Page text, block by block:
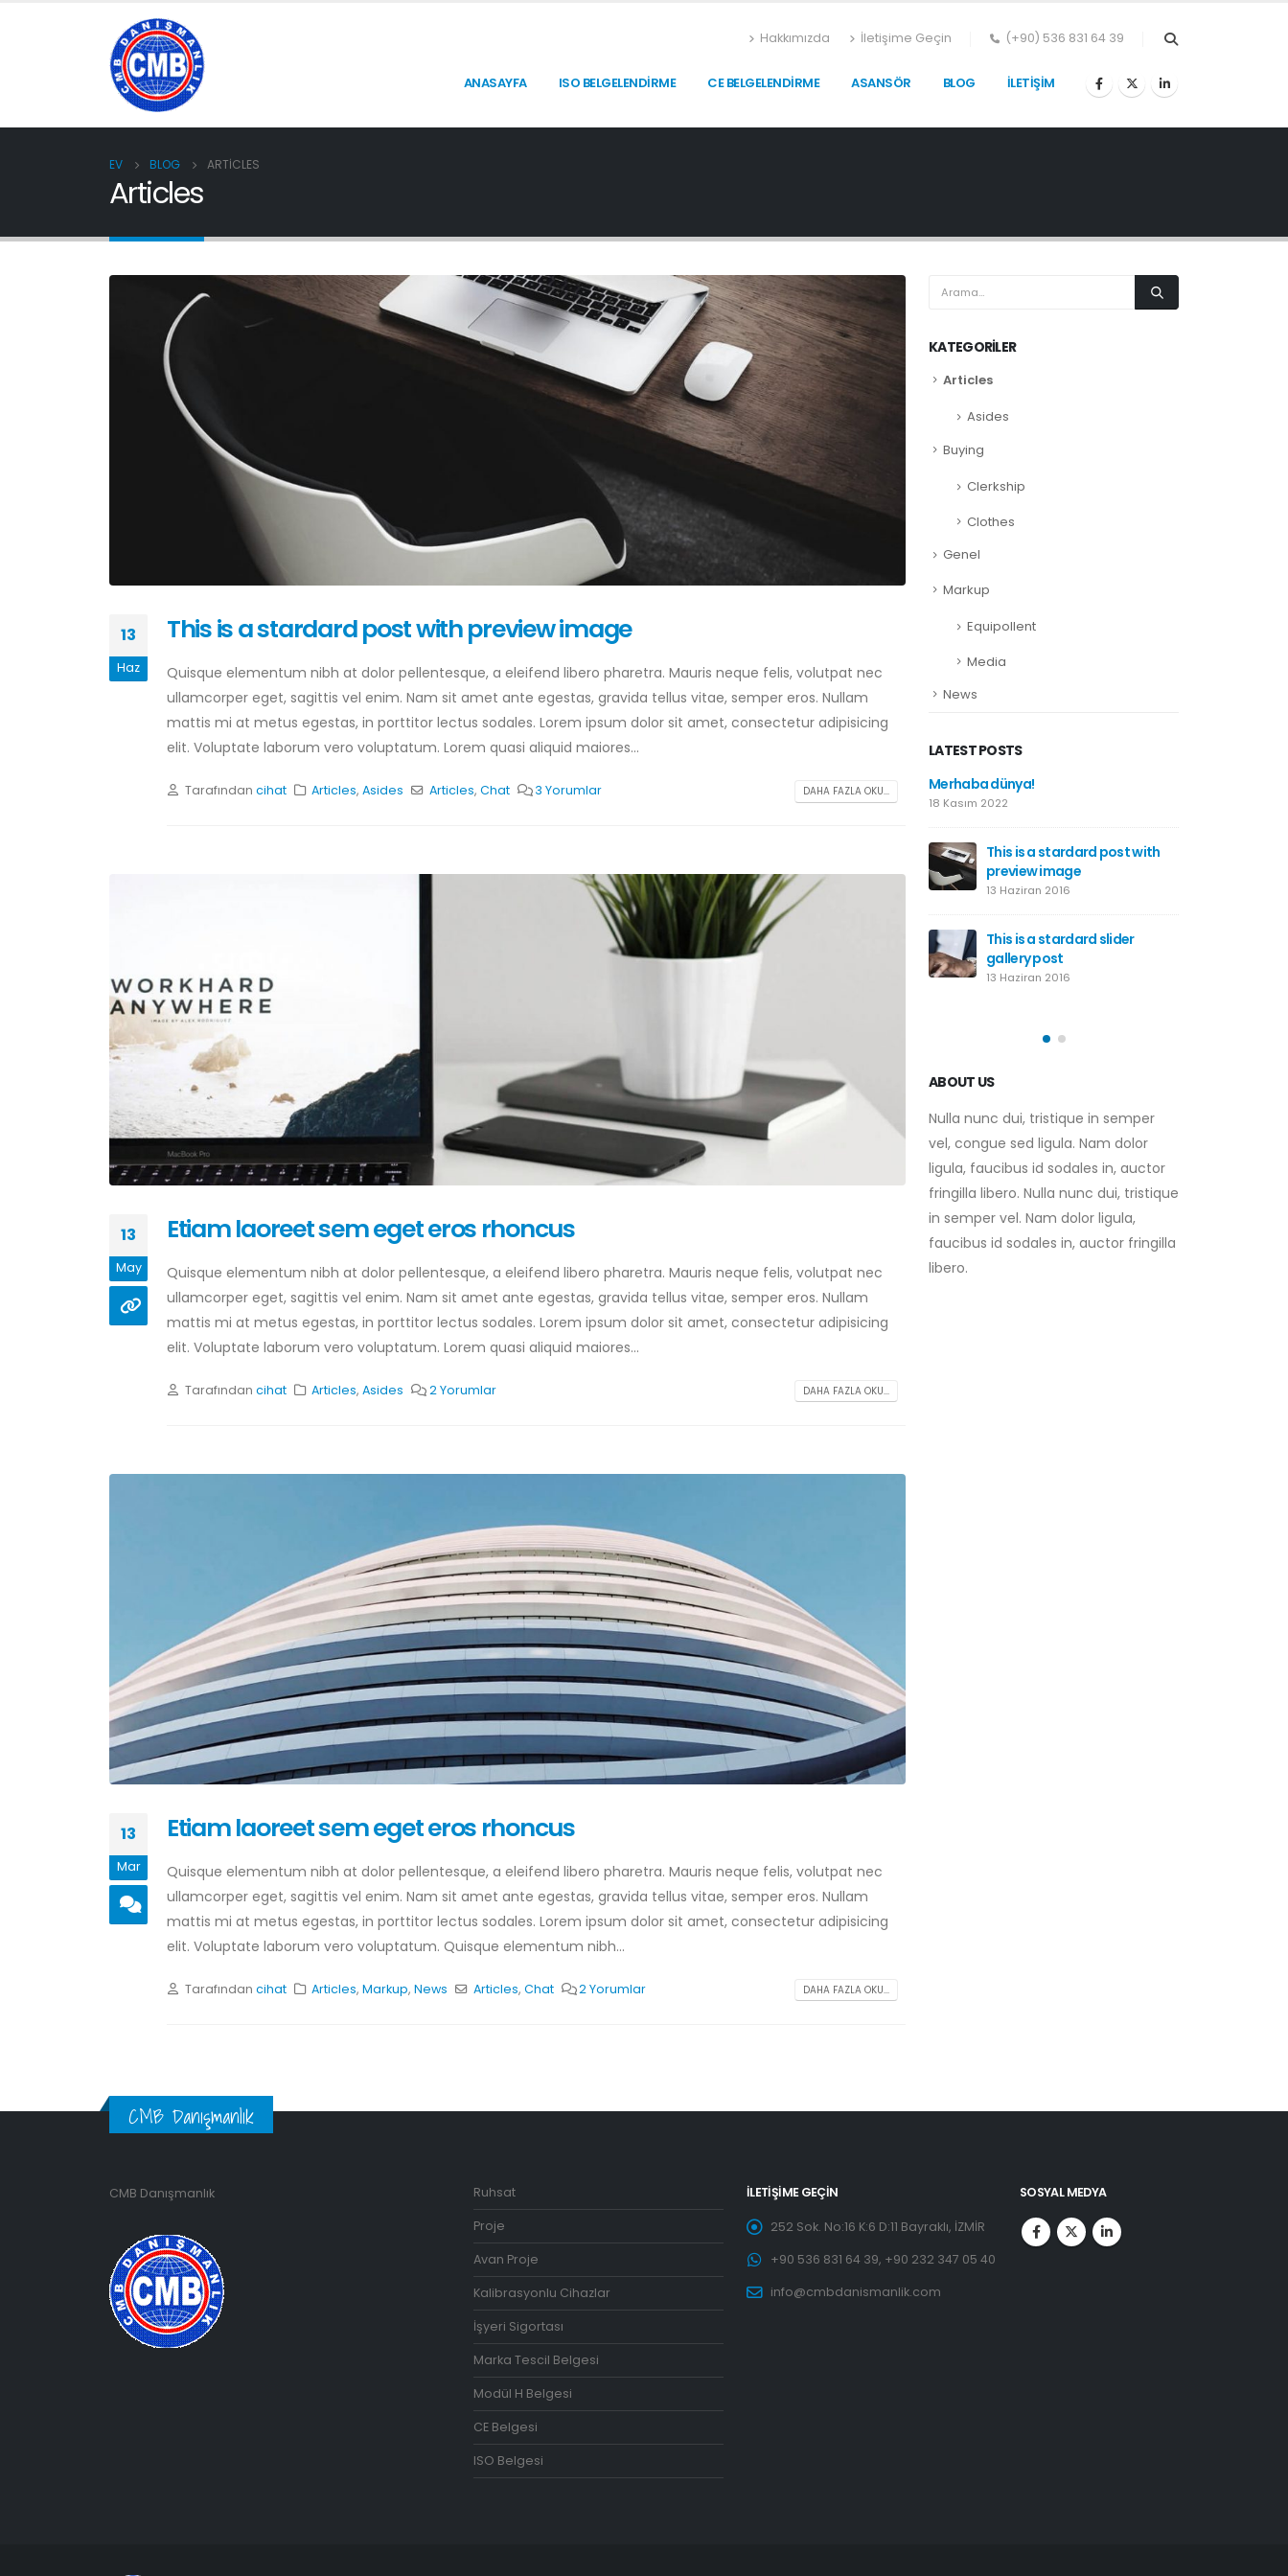
Hakkımızda İletişime Geçin (+90) 536 831 64 39
ANASAYFA ISO BELGELENDIRME CE BELGELENDIRME ASANSÖR BLOG İLETIŞIM
EV BLOG ARTICLES
Articles
13
Haz
This is a stardard post with preview image
Quisque elementum nibh at dolor pellentesque, a eleifend libero pharetra. Mauris neque felis, volutpat nec
ullamcorper eget, sagittis vel enim. Nam sit amet ante egestas, gravida tellus vitae, semper eros. Nullam
mattis mi at metus egestas, in porttitor lectus sodales. Lorem ipsum dolor sit amet, consectetur adipisicing
elit. Voluptate laborum vero voluptatum. Lorem quasi aliquid maiores...
Tarafından cihat Articles,Asides Articles, Chat 3 Yorumlar DAHA FAZLA OKU...
13
May
Etiam laoreet sem eget eros rhoncus
Quisque elementum nibh at dolor pellentesque, a eleifend libero pharetra. Mauris neque felis, volutpat nec
ullamcorper eget, sagittis vel enim. Nam sit amet ante egestas, gravida tellus vitae, semper eros. Nullam
mattis mi at metus egestas, in porttitor lectus sodales. Lorem ipsum dolor sit amet, consectetur adipisicing
elit. Voluptate laborum vero voluptatum. Lorem quasi aliquid maiores...
Tarafından cihat Articles,Asides 2 Yorumlar DAHA FAZLA OKU...
13
Mar
Etiam laoreet sem eget eros rhoncus
Quisque elementum nibh at dolor pellentesque, a eleifend libero pharetra. Mauris neque felis, volutpat nec
ullamcorper eget, sagittis vel enim. Nam sit amet ante egestas, gravida tellus vitae, semper eros. Nullam
mattis mi at metus egestas, in porttitor lectus sodales. Lorem ipsum dolor sit amet, consectetur adipisicing
elit. Voluptate laborum vero voluptatum. Quisque elementum nibh...
Tarafından cihat Articles,Markup,News Articles, Chat 2 Yorumlar DAHA FAZLA OKU...
KATEGORILER
Articles
Asides
Buying
Clerkship
Clothes
Genel
Markup
Equipollent
Media
News
LATEST POSTS
Merhaba dünya!
preview image
This is a stardard slider
This is a standard image
gallery thumbs post
This is a standard embedded
video post
10 Haziran 2016
This is a standard HTML5
Merhaba dünya!
18 Kasım 2022
This is a stardard post with
preview image
13 Haziran 2016
This is a stardard slider
gallery post
13 Haziran 2016
ABOUT US
Nulla nunc dui, tristique in semper
vel, congue sed ligula. Nam dolor
ligula, faucibus id sodales in, auctor
fringilla libero. Nulla nunc dui, tristique
in semper vel. Nam dolor ligula,
faucibus id sodales in, auctor fringilla
libero.
CMB Danışmanlık
CMB Danışmanlık Ruhsat
Proje
Avan Proje
Kalibrasyonlu Cihazlar
İşyeri Sigortası
Marka Tescil Belgesi
Modül H Belgesi
CE Belgesi
ISO Belgesi
İLETIŞIME GEÇIN
252 Sok. No:16 K:6 D:11 Bayraklı, İZMİR
+90 536 831 64 39, +90 232 347 05 40
info@cmbdanismanlik.com
SOSYAL MEDYA